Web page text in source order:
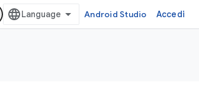
Android Studio Accedi